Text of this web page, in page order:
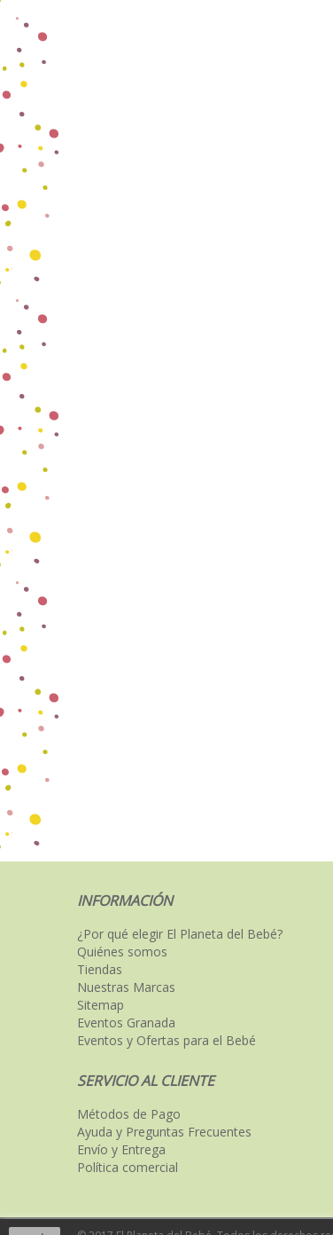
INFORMACIÓN
¿Por qué elegir El Planeta del Bebé?
Quiénes somos
Tiendas
Nuestras Marcas
Sitemap
Eventos Granada
Eventos y Ofertas para el Bebé
SERVICIO AL CLIENTE
Métodos de Pago
Ayuda y Preguntas Frecuentes
Envío y Entrega
Política comercial